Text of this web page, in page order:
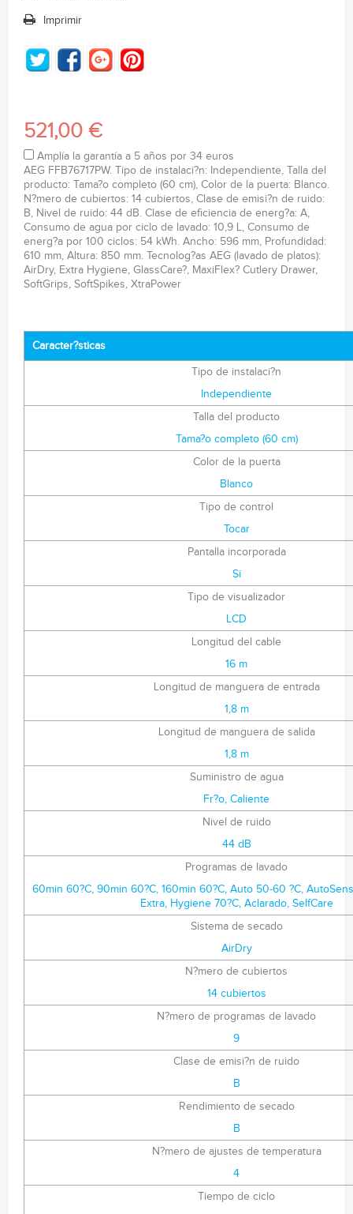
Imprimir
521,00 €
Amplía la garantía a 5 años por 34 euros
AEG FFB76717PW. Tipo de instalaci?n: Independiente, Talla del
producto: Tama?o completo (60 cm), Color de la puerta: Blanco.
N?mero de cubiertos: 14 cubiertos, Clase de emisi?n de ruido:
B, Nivel de ruido: 44 dB. Clase de eficiencia de energ?a: A,
Consumo de agua por ciclo de lavado: 10,9 L, Consumo de
energ?a por 100 ciclos: 54 kWh. Ancho: 596 mm, Profundidad:
610 mm, Altura: 850 mm. Tecnolog?as AEG (lavado de platos):
AirDry, Extra Hygiene, GlassCare?, MaxiFlex? Cutlery Drawer,
SoftGrips, SoftSpikes, XtraPower
Caracter?sticas
Tipo de instalaci?n
Independiente
Talla del producto
Tama?o completo (60 cm)
Color de la puerta
Blanco
Tipo de control
Tocar
Pantalla incorporada
Si
Tipo de visualizador
LCD
Longitud del cable
16 m
Longitud de manguera de entrada
1,8 m
Longitud de manguera de salida
1,8 m
Suministro de agua
Fr?o, Caliente
Nivel de ruido
44 dB
Programas de lavado
60min 60?C, 90min 60?C, 160min 60?C, Auto 50-60 ?C,
Extra, Hygiene 70?C, Aclarado, SelfCare
Sistema de secado
AirDry
N?mero de cubiertos
14 cubiertos
N?mero de programas de lavado
9
Clase de emisi?n de ruido
B
Rendimiento de secado
B
N?mero de ajustes de temperatura
4
Tiempo de ciclo